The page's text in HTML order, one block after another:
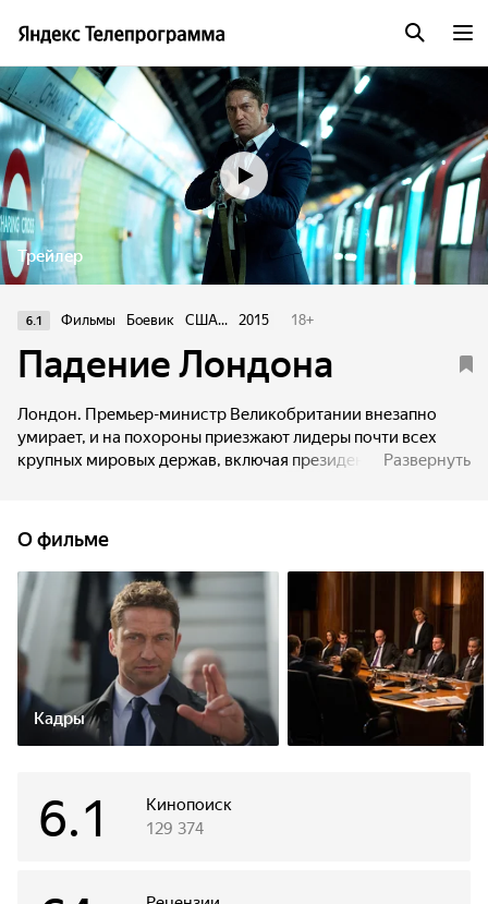
Трейлер
6.1 Фильмы Боевик США... 2015 18+
Падение Лондона
Лондон. Премьер-министр Великобритании внезапно
умирает, и на похороны приезжают лидеры почти всех
крупных мировых держав, включая президента США.
атаки, охранник американского президента Майк
Бэннинг вместе со своим подопечным пытаются
прорваться к точке эвакуации.
Развернуть
О фильме
Кадры
Кинопоиск
6.1 129 374